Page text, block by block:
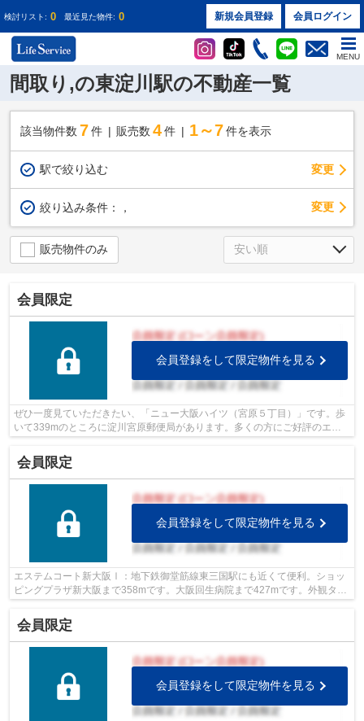
検討リスト: 0 最近見た物件: 0 新規会員登録 会員ログイン
MENU
間取り,の東淀川駅の不動産一覧
該当物件数 7件 販売数 4 件 1～7 件を表示
駅で絞り込む 変更
絞り込み条件： ， 変更
販売物件のみ
会員限定
会員登録をして限定物件を見る
ぜひ一度見ていただきたい、「ニュー大阪ハイツ（宮原５丁目）」です。歩
いて339mのところに淀川宮原郵便局があります。多くの方にご好評のエレ
会員限定
会員登録をして限定物件を見る
エステムコート新大阪Ⅰ：地下鉄御堂筋線東三国駅にも近くて便利。ショッ
ピングプラザ新大阪まで358mです。大阪回生病院まで427mです。外観タイ
会員限定
会員登録をして限定物件を見る